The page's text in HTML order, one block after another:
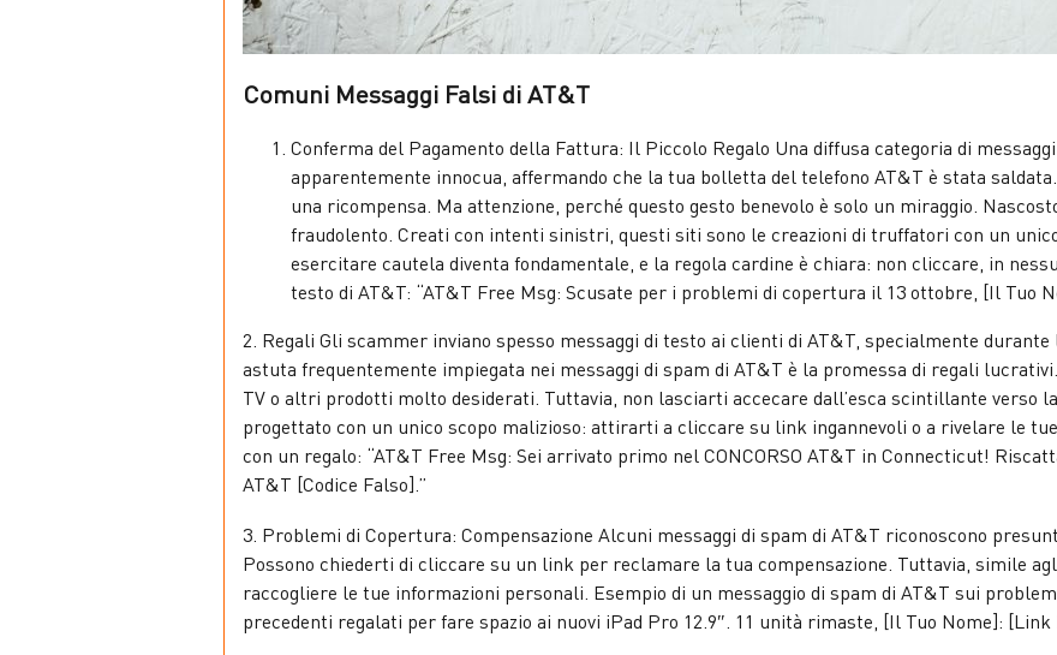
Comuni Messaggi Falsi di AT&T
Conferma del Pagamento della Fattura: Il Piccolo Regalo Una diffusa categoria di
apparentemente innocua, affermando che la tua bolletta del telefono AT&T è stata
una ricompensa. Ma attenzione, perché questo gesto benevolo è solo un miraggio.
fraudolento. Creati con intenti sinistri, questi siti sono le creazioni di truffatori con un
esercitare cautela diventa fondamentale, e la regola cardine è chiara: non cliccare, in
testo di AT&T: “AT&T Free Msg: Scusate per i problemi di copertura il 13 ottobre, [Il Tuo
2. Regali Gli scammer inviano spesso messaggi di testo ai clienti di AT&T, specialmente
astuta frequentemente impiegata nei messaggi di spam di AT&T è la promessa di regali
TV o altri prodotti molto desiderati. Tuttavia, non lasciarti accecare dall’esca scintillante verso
progettato con un unico scopo malizioso: attirarti a cliccare su link ingannevoli o a rivelare le
con un regalo: “AT&T Free Msg: Sei arrivato primo nel CONCORSO AT&T in Connecticut!
AT&T [Codice Falso].”
3. Problemi di Copertura: Compensazione Alcuni messaggi di spam di AT&T riconoscono
Possono chiederti di cliccare su un link per reclamare la tua compensazione. Tuttavia, simile
raccogliere le tue informazioni personali. Esempio di un messaggio di spam di AT&T sui
precedenti regalati per fare spazio ai nuovi iPad Pro 12.9″. 11 unità rimaste, [Il Tuo Nome]: [Link